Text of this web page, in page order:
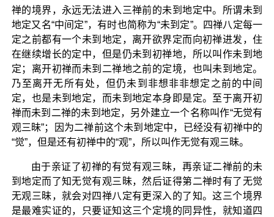
禅的境界，永远无法进入三禅前的未到地定中。所谓未到
地定又名“中间定”，有时也简称为“未到定”。四禅八定每一
定之前都有一个未到地定，离开欲界定而向初禅进发，住
在继续增长的定中，但是仍未到初禅地，所以叫作未到地
定；离开初禅而未到二禅地之前的定境，也叫未到地定。
乃至离开无所有处，但仍未到非想非非想定之前的中间
定，也是未到地定，而未到地定本身即是定。至于离开初
禅而未到二禅的未到地定，另外建立一个名称叫作“无觉有
观三昧”；因为二禅前这个未到地定中，已经没有初禅中的
“觉”，但是还有初禅中的“观”，所以叫作无觉有观三昧。
由于亲证了初禅的有觉有观三昧，再亲证二禅前的未
到地定而了知无觉有观三昧，然后证得第二禅时有了无觉
无观三昧，就会对四禅八定有更深入的了知。这三个境界
是最难实证的，只要证知这三个定境的同异性，就知道四